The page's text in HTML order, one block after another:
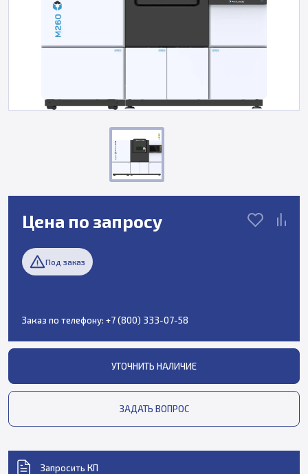
Цена по запросу
Под заказ
Заказ по телефону: +7 (800) 333-07-58
УТОЧНИТЬ НАЛИЧИЕ
ЗАДАТЬ ВОПРОС
Запросить КП